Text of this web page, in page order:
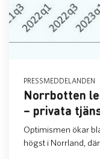
PRESSMEDDELANDEN
Norrbotten
– privata
Optimismen ökar
högst i Norrland, där